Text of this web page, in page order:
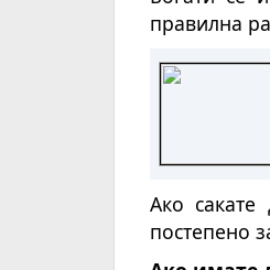
правилна
Ако сакате
постепено